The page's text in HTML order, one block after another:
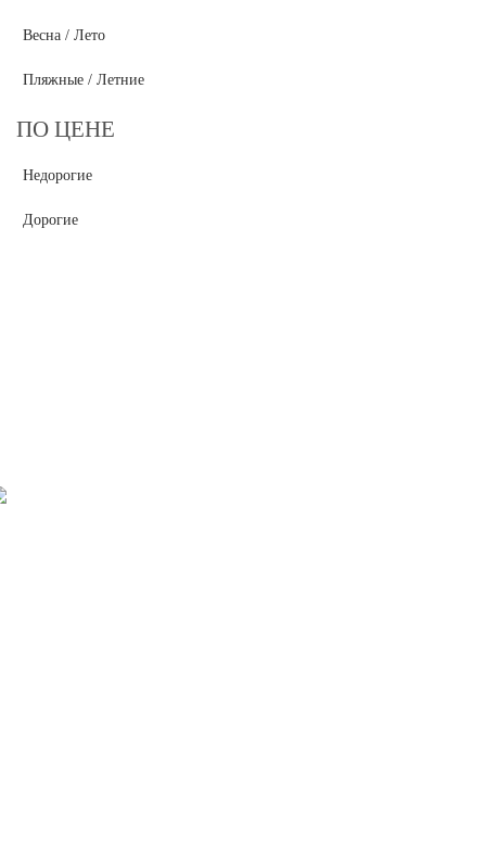
Весна / Лето
Пляжные / Летние
ПО ЦЕНЕ
Недорогие
Дорогие